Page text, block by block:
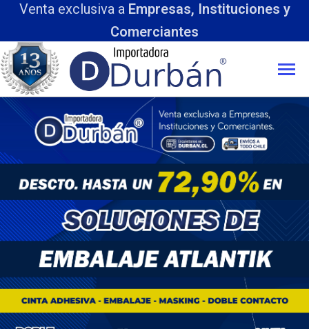
Empresas, Instituciones y